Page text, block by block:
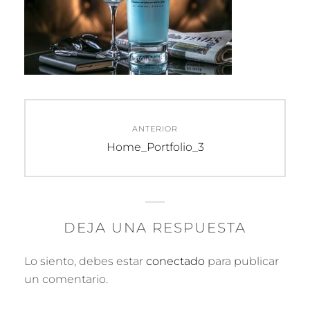
entradas
ANTERIOR
Entrada
Home_Portfolio_3
DEJA UNA RESPUESTA
Lo siento, debes estar conectado para publicar
un comentario.